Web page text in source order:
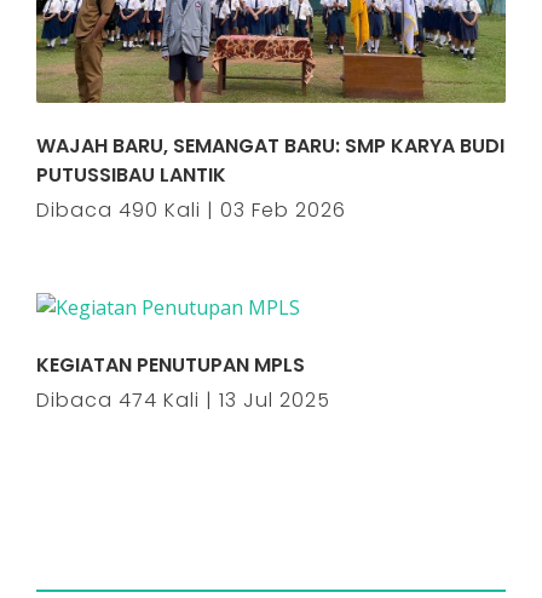
WAJAH BARU, SEMANGAT BARU: SMP KARYA BUDI
PUTUSSIBAU LANTIK
Dibaca 490 Kali | 03 Feb 2026
KEGIATAN PENUTUPAN MPLS
Dibaca 474 Kali | 13 Jul 2025